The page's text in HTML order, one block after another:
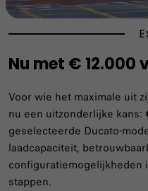
Nu met € 12.000
Voor wie het maximale uit
nu een uitzonderlijke kans:
geselecteerde
laadcapaciteit,
configuratiemogelijkheden
stappen.